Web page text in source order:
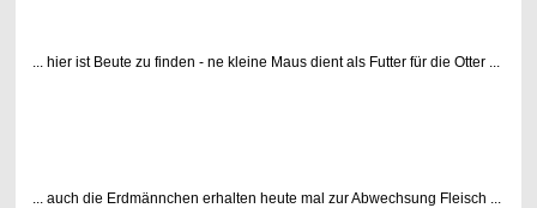
... hier ist Beute zu finden - ne kleine Maus dient als Futter für die Otter ...
... auch die Erdmännchen erhalten heute mal zur Abwechsung Fleisch ...